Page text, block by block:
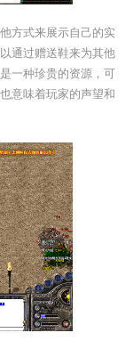
方式来展示自己的实
通过赠送鞋来为其他
一种珍贵的资源，可
意味着玩家的声望和